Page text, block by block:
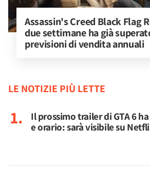
Assassin's Creed Black Flag
due settimane ha già
previsioni di vendita annuali
LE NOTIZIE PIÙ LETTE
Il prossimo trailer di GTA 6
e orario: sarà visibile su